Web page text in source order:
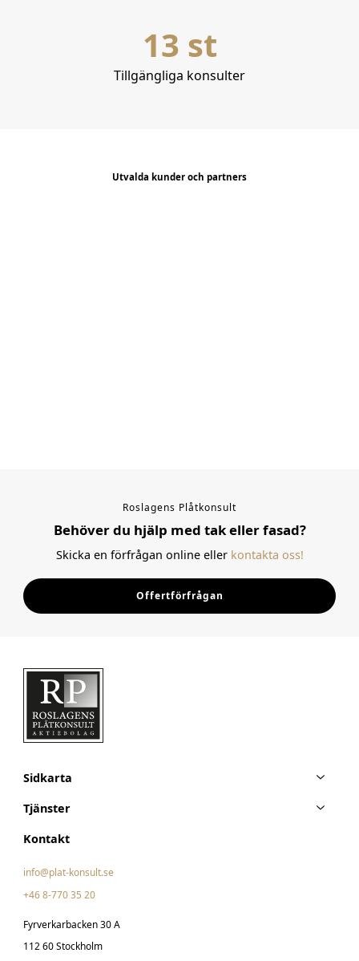
13 st
Tillgängliga konsulter
Utvalda kunder och partners
Roslagens Plåtkonsult
Behöver du hjälp med tak eller fasad?
Skicka en förfrågan online eller kontakta oss!
Offertförfrågan
Sidkarta
Tjänster
Kontakt
info@plat-konsult.se
+46 8-770 35 20
Fyrverkarbacken 30 A
112 60 Stockholm